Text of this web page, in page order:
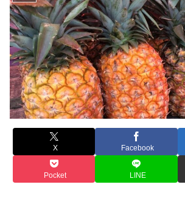
X Facebook
Pocket LINE